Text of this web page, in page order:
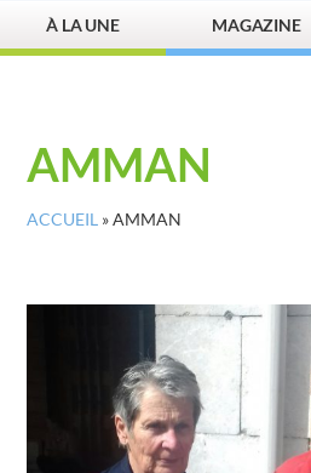
À LA UNE MAGAZINE
AMMAN
ACCUEIL »AMMAN